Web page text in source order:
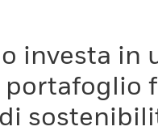
investa in